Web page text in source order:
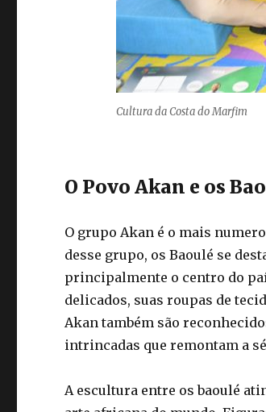
Cultura da Costa do Marfim
O Povo Akan e os
O grupo Akan é o mais
desse grupo, os Baoulé se
principalmente o centro do
delicados, suas roupas de
Akan também são
intrincadas que remontam a
A escultura entre os baoulé